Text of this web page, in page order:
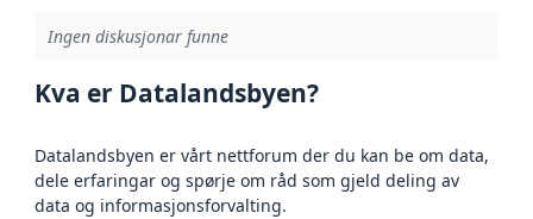
Ingen diskusjonar funne
Kva er Datalandsbyen?
Datalandsbyen er vårt nettforum der du kan be om data,
dele erfaringar og spørje om råd som gjeld deling av
data og informasjonsforvalting.